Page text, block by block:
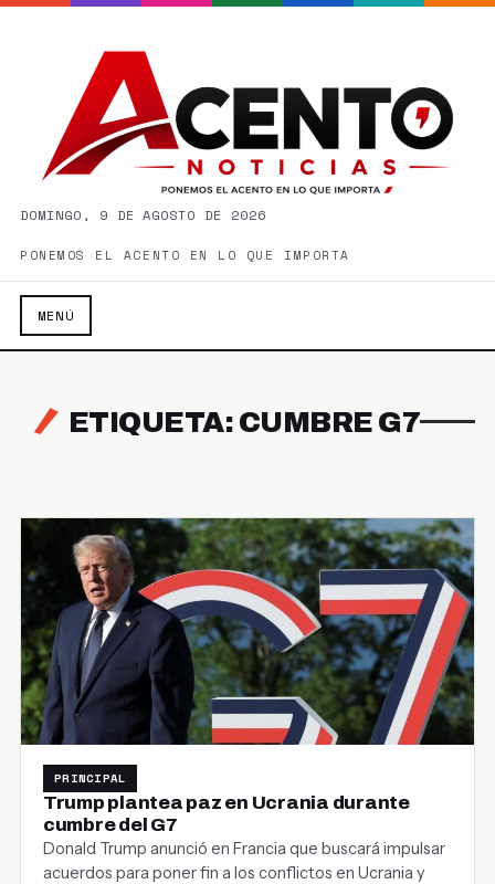
DOMINGO, 9 DE AGOSTO DE 2026
PONEMOS EL ACENTO EN LO QUE IMPORTA
MENÚ
ETIQUETA: CUMBRE G7
PRINCIPAL
Trump plantea paz en Ucrania durante
cumbre del G7
Donald Trump anunció en Francia que buscará impulsar
acuerdos para poner fin a los conflictos en Ucrania y